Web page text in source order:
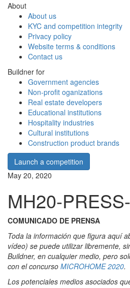
About
About us
KYC and competition integrity
Privacy policy
Website terms & conditions
Contact us
Buildner for
Government agencies
Non-profit oganizations
Real estate developers
Educational institutions
Hospitality industries
Cultural institutions
Construction product brands
Launch a competition
May 20, 2020
MH20-
COMUNICADO DE PRENSA
Toda la información que figura aquí
vídeo) se puede utilizar libremente,
Buildner, en cualquier medio, pero
con el concurso MICROHOME 2020.
Los potenciales medios asociados